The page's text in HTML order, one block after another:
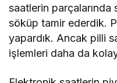
saatlerin parçalarında
söküp tamir ederdik.
yapardık. Ancak pilli
işlemleri daha da